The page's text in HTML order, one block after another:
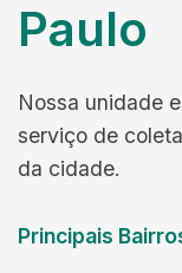
Paulo
Nossa unidade
serviço de
da cidade.
Principais